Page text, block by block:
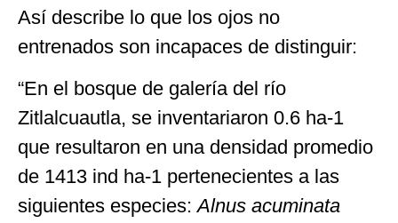
Así describe lo que los ojos no
entrenados son incapaces de distinguir:
“En el bosque de galería del río
Zitlalcuautla, se inventariaron 0.6 ha-1
que resultaron en una densidad promedio
de 1413 ind ha-1 pertenecientes a las
siguientes especies:Alnus acuminata